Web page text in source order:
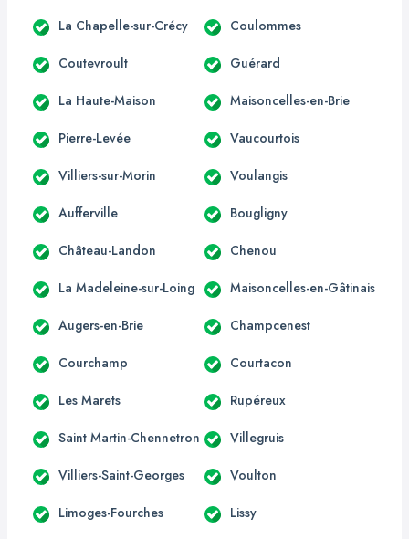
La Chapelle-sur-Crécy Coulommes
Coutevroult Guérard
La Haute-Maison Maisoncelles-en-Brie
Pierre-Levée Vaucourtois
Villiers-sur-Morin Voulangis
Aufferville Bougligny
Château-Landon Chenou
La Madeleine-sur-Loing Maisoncelles-en-Gâtinais
Augers-en-Brie Champcenest
Courchamp Courtacon
Les Marets Rupéreux
Saint Martin-Chennetron Villegruis
Villiers-Saint-Georges Voulton
Limoges-Fourches Lissy